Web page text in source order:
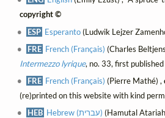
copyright ©
ESP Esperanto(Ludwik Lejzer
FRE French (Français) (Charles
Intermezzo lyrique, no. 33, first
FRE French (Français) (Pierre Mathé) ,
(re)printed on this website with kind
HEB
Hebrew (עברית) (Hamutal